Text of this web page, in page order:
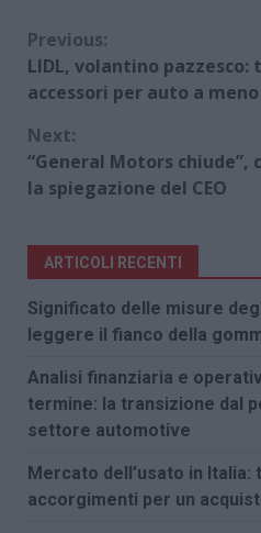
Continue
Reading
Previous:
LIDL, volantino
accessori per auto a
Next:
“General Motors chiude”,
la spiegazione del CEO
ARTICOLI RECENTI
Significato delle misure
leggere il fianco della
Analisi finanziaria e
termine: la transizione dal
settore automotive
Mercato dell’usato in Italia:
accorgimenti per un